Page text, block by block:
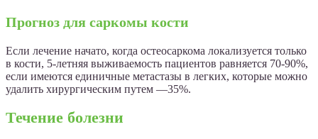
Прогноз для саркомы кости
Если лечение начато, когда остеосаркома локализуется только
в кости, 5-летняя выживаемость пациентов равняется 70-90%,
если имеются единичные метастазы в легких, которые можно
удалить хирургическим путем —35%.
Течение болезни